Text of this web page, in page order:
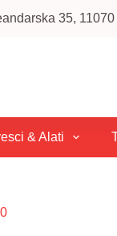
35,
& Alati